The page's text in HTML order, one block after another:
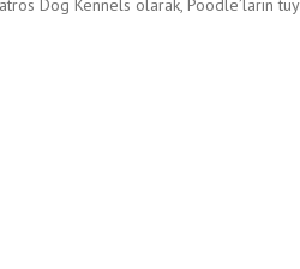
Dog Kennels olarak, Poodle’ların tüy